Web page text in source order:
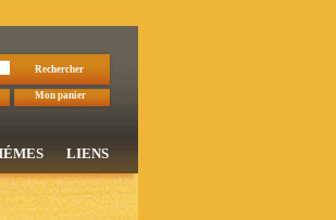
Rechercher
Mon panier
LIENS